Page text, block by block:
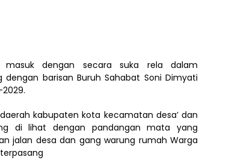
masuk dengan secara suka rela dalam
barisan Buruh Sahabat Soni Dimyati
kabupaten kota kecamatan desa’ dan
di lihat dengan pandangan mata yang
jalan desa dan gang warung rumah Warga